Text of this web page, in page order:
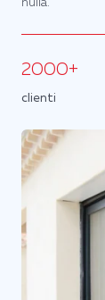
nulla.
2000+
clienti